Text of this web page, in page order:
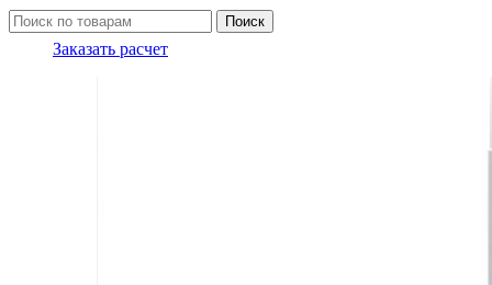
Поиск
Заказать расчет